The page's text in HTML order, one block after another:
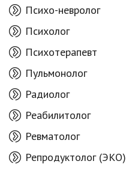
Психо-невролог
Психолог
Психотерапевт
Пульмонолог
Радиолог
Реабилитолог
Ревматолог
Репродуктолог (ЭКО)